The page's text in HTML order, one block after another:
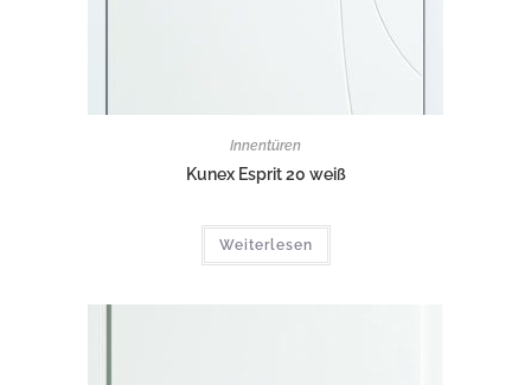
Innentüren
Kunex Esprit 20 weiß
Weiterlesen